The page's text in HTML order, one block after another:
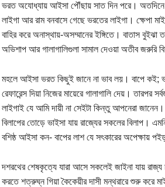
ভরত অযোধ্যায় আইসা পৌঁছায় সাত দিন পরে। অতদিনে
লাইগা আর রাম বনবাসে গেছে ভরতের লাইগা। ক্ষেপা
বাহির করে অনাস্থায়-অসম্মানের ইঙ্গিতে। বাতাস বুইঝা
অভিশাপ আর গালাগালিগুলা সামাল দেওয়া অতীব জরুরি
মহলে আইসা ভরত কিছুই জানে না ভাব লয়। বাপে কই;
রেফারেন্স দিয়া নিজের মায়েরে গালাগালি দেয়।
লাইগাই যে আমি দায়ী না সেইটা কিন্তু আপনেরা
বিলাপের তোড়ে ভাইসা যায় রাজ্যের সকলের বিলাপ।
বশিষ্ঠ আইসা কন- বাপের লাশ যে সৎকারের অপেক্ষায়
দশরথের শেষকৃত্যে যারা আসে সকলেই জাইনা যায়
করতে শত্রুঘ্ন গিয়া কৈকেয়ীর দাসী মন্থরারে শুরু করে